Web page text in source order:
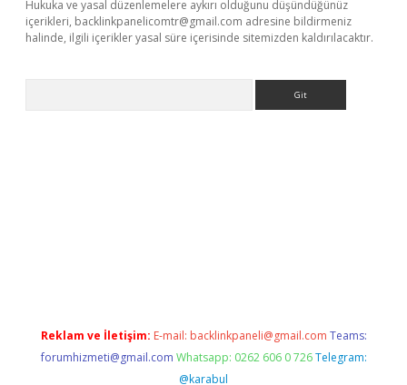
Hukuka ve yasal düzenlemelere aykırı olduğunu düşündüğünüz
içerikleri, backlinkpanelicomtr@gmail.com adresine bildirmeniz
halinde, ilgili içerikler yasal süre içerisinde sitemizden kaldırılacaktır.
Reklam ve İletişim: E-mail: backlinkpaneli@gmail.com Teams:
forumhizmeti@gmail.com Whatsapp: 0262 606 0 726 Telegram:
@karabul